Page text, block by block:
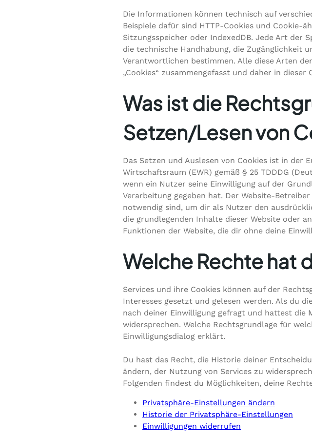
Die Informationen können technisch auf
Beispiele dafür sind HTTP-Cookies und Cookie-
Sitzungsspeicher oder IndexedDB. Jede Art der
die technische Handhabung, die Zugänglichkeit
Verantwortlichen bestimmen. Alle diese Arten
„Cookies“ zusammengefasst und daher in
Was ist die
Setzen/Lesen von
Das Setzen und Auslesen von Cookies ist in der
Wirtschaftsraum (EWR) gemäß § 25 TDDDG
wenn ein Nutzer seine Einwilligung auf der
Verarbeitung gegeben hat. Der Website-
notwendig sind, um dir als Nutzer den
die grundlegenden Inhalte dieser Website oder
Funktionen der Website, die dir ohne deine
Welche Rechte hat
Services und ihre Cookies können auf der
Interesses gesetzt und gelesen werden. Als du
nach deiner Einwilligung gefragt und hattest die
widersprechen. Welche Rechtsgrundlage für
Einwilligungsdialog erklärt.
Du hast das Recht, die Historie deiner
ändern, der Nutzung von Services zu
Folgenden findest du Möglichkeiten, deine
Privatsphäre-Einstellungen ändern
Historie der Privatsphäre-Einstellungen
Einwilligungen widerrufen